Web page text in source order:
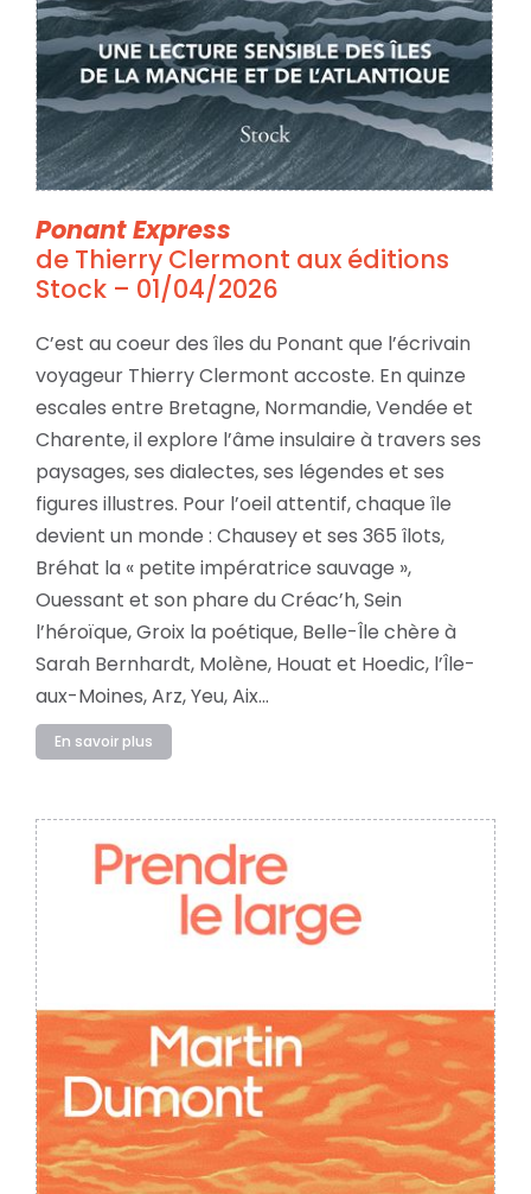
Ponant Express
de Thierry Clermont aux éditions
Stock – 01/04/2026
C’est au coeur des îles du Ponant que l’écrivain
voyageur Thierry Clermont accoste. En quinze
escales entre Bretagne, Normandie, Vendée et
Charente, il explore l’âme insulaire à travers ses
paysages, ses dialectes, ses légendes et ses
figures illustres. Pour l’oeil attentif, chaque île
devient un monde : Chausey et ses 365 îlots,
Bréhat la « petite impératrice sauvage »,
Ouessant et son phare du Créac’h, Sein
l’héroïque, Groix la poétique, Belle-Île chère à
Sarah Bernhardt, Molène, Houat et Hoedic, l’Île-
aux-Moines, Arz, Yeu, Aix…
En savoir plus